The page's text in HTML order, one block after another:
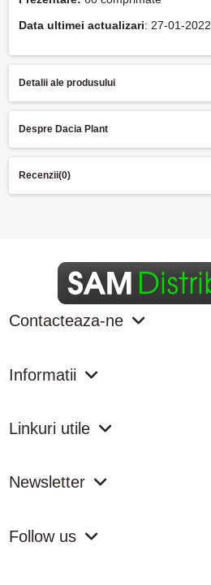
Data ultimei actualizari: 27-01-2022
Detalii ale produsului
Despre Dacia Plant
Recenzii(0)
Contacteaza-ne
Informatii
Linkuri utile
Newsletter
Follow us